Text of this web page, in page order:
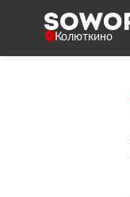
Колюткино